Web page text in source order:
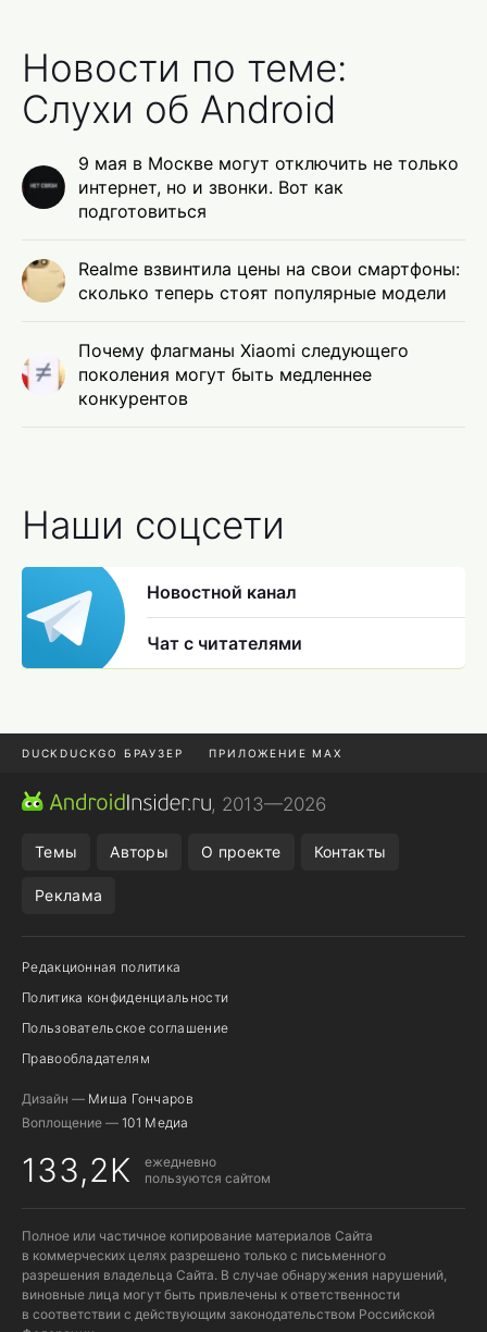
Новости по теме:
Слухи об Android
9 мая в Москве могут отключить не только
интернет, но и звонки. Вот как
подготовиться
Realme взвинтила цены на свои смартфоны:
сколько теперь стоят популярные модели
Почему флагманы Xiaomi следующего
поколения могут быть медленнее
конкурентов
Наши соцсети
Новостной канал
Чат с читателями
DUCKDUCKGO БРАУЗЕР ПРИЛОЖЕНИЕ MAX
ПРИЛОЖЕНИЯ ANDROID
, 2013—2026
Темы Авторы О проекте Контакты
Реклама
Редакционная политика
Политика конфиденциальности
Пользовательское соглашение
Правообладателям
Дизайн — Миша Гончаров
Воплощение — 101 Медиа
133,2K
ежедневно
пользуются сайтом
Полное или частичное копирование материалов Сайта
в коммерческих целях разрешено только с письменного
разрешения владельца Сайта. В случае обнаружения нарушений,
виновные лица могут быть привлечены к ответственности
в соответствии с действующим законодательством Российской